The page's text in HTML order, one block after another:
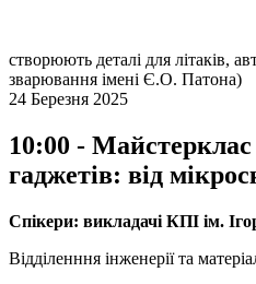
створюють деталі для літаків,
зварювання імені Є.О. Патона)
24 Березня 2025
10:00 -
гаджетів: від
Спікери: викладачі КПІ ім.
Відділенння інженерії та